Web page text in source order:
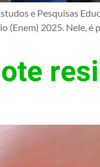
e Pesquisas
2025. Nele,